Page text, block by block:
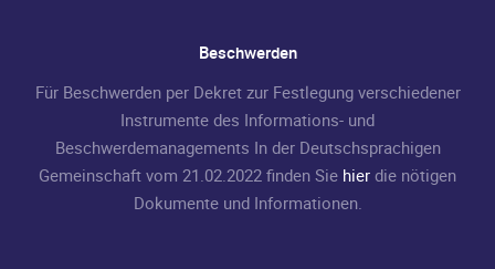
Beschwerden
Für Beschwerden per Dekret zur Festlegung verschiedener
Instrumente des Informations- und
Beschwerdemanagements In der Deutschsprachigen
Gemeinschaft vom 21.02.2022 finden Sie hier die nötigen
Dokumente und Informationen.